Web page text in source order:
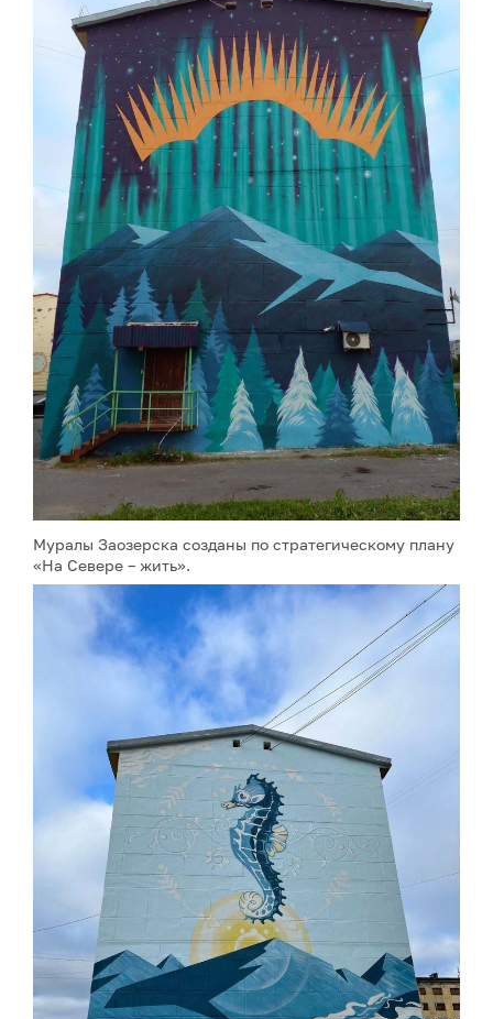
Муралы Заозерска созданы по стратегическому плану
«На Севере – жить».